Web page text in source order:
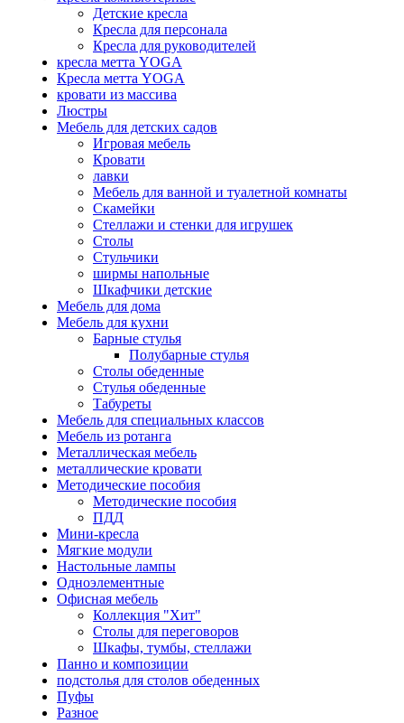
Детские кресла
Кресла для персонала
Кресла для руководителей
кресла метта YOGA
Кресла метта YOGA
кровати из массива
Люстры
Мебель для детских садов
Игровая мебель
Кровати
лавки
Мебель для ванной и туалетной комнаты
Скамейки
Стеллажи и стенки для игрушек
Столы
Стульчики
ширмы напольные
Шкафчики детские
Мебель для дома
Мебель для кухни
Барные стулья
Полубарные стулья
Столы обеденные
Стулья обеденные
Табуреты
Мебель для специальных классов
Мебель из ротанга
Металлическая мебель
металлические кровати
Методические пособия
Методические пособия
ПДД
Мини-кресла
Мягкие модули
Настольные лампы
Одноэлементные
Офисная мебель
Коллекция "Хит"
Столы для переговоров
Шкафы, тумбы, стеллажи
Панно и композиции
подстолья для столов обеденных
Пуфы
Разное